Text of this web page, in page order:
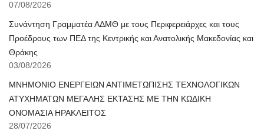
07/08/2026
Συνάντηση Γραμματέα ΑΔΜΘ με τους Περιφερειάρχες και τους
Προέδρους των ΠΕΔ της Κεντρικής και Ανατολικής Μακεδονίας και
Θράκης
03/08/2026
ΜΝΗΜΟΝΙΟ ΕΝΕΡΓΕΙΩΝ ΑΝΤΙΜΕΤΩΠΙΣΗΣ ΤΕΧΝΟΛΟΓΙΚΩΝ
ΑΤΥΧΗΜΑΤΩΝ ΜΕΓΑΛΗΣ ΕΚΤΑΣΗΣ ΜΕ ΤΗΝ ΚΩΔΙΚΗ
ΟΝΟΜΑΣΙΑ ΗΡΑΚΛΕΙΤΟΣ
28/07/2026